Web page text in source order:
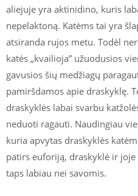
aliejuje yra aktinidino, kuris
nepelaktoną. Katėms tai yra
atsiranda rujos metu. Todėl
katės „kvailioja” užuodusios
gavusios šių medžiagų
pamiršdamos apie draskyklę.
draskyklės labai svarbu
neduoti ragauti. Naudingiau
kuria apvytas draskyklės
patirs euforiją, draskyklė ir
taps labiau nei savomis.